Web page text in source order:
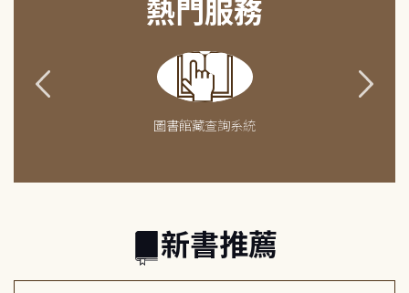
熱門服務
圖書館藏查詢系統
新書推薦